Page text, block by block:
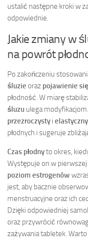
ustalić następne kroki w
odpowiednie.
Jakie zmiany w
na powrót
Po zakończeniu
śluzie oraz pojawienie
płodność. W miarę
śluzu ulega
przezroczysty i elastyczny
płodnych i sugeruje
Czas płodnyto okres,
Występuje on w
poziom estrogenów
jest, aby bacznie
menstruacyjne oraz ich
Dzięki odpowiedniej
oraz przywrócić
zażywania tabletek.